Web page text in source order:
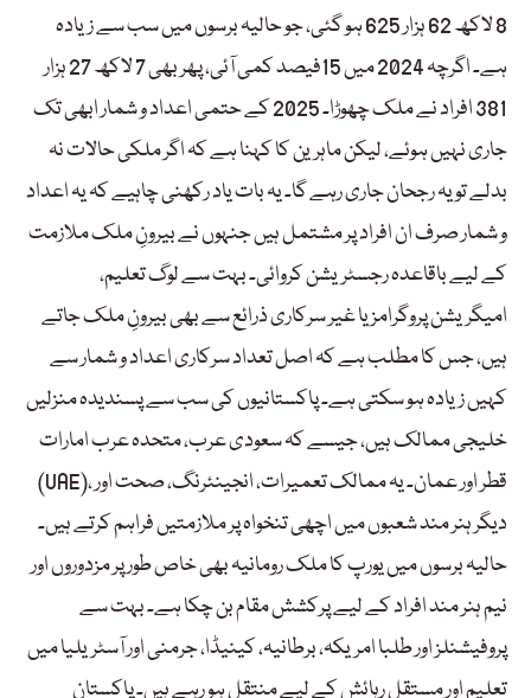
8 لاکھ 62 ہزار 625 ہو گئی، جو حالیہ برسوں میں سب سے زیادہ
ہے۔ اگرچہ 2024 میں 15فیصد کمی آئی، پھر بھی 7 لاکھ 27 ہزار
381 افراد نے ملک چھوڑا۔ 2025 کے حتمی اعداد و شمار ابھی تک
جاری نہیں ہوئے، لیکن ماہرین کا کہنا ہے کہ اگر ملکی حالات نہ
بدلے تو یہ رجحان جاری رہے گا۔ یہ بات یاد رکھنی چاہیے کہ یہ اعداد
و شمار صرف ان افراد پر مشتمل ہیں جنہوں نے بیرونِ ملک ملازمت
کے لیے باقاعدہ رجسٹریشن کروائی۔ بہت سے لوگ تعلیم،
امیگریشن پروگرامز یا غیر سرکاری ذرائع سے بھی بیرونِ ملک جاتے
ہیں، جس کا مطلب ہے کہ اصل تعداد سرکاری اعداد و شمار سے
کہیں زیادہ ہو سکتی ہے۔ پاکستانیوں کی سب سے پسندیدہ منزلیں
خلیجی ممالک ہیں، جیسے کہ سعودی عرب، متحدہ عرب امارات
(UAE)، قطر اور عمان۔ یہ ممالک تعمیرات، انجینئرنگ، صحت اور
دیگر ہنر مند شعبوں میں اچھی تنخواہ پر ملازمتیں فراہم کرتے ہیں۔
حالیہ برسوں میں یورپ کا ملک رومانیہ بھی خاص طور پر مزدوروں اور
نیم ہنر مند افراد کے لیے پرکشش مقام بن چکا ہے۔ بہت سے
پروفیشنلز اور طلبا امریکہ، برطانیہ، کینیڈا، جرمنی اور آسٹریلیا میں
تعلیم اور مستقل رہائش کے لیے منتقل ہو رہے ہیں۔ پاکستان